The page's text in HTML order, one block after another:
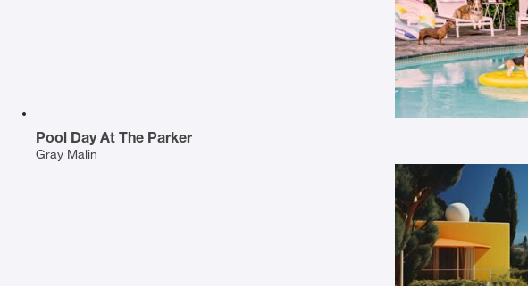
Pool Day At The Parker
Gray Malin